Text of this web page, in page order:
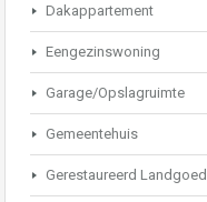
Dakappartement
Eengezinswoning
Garage/Opslagruimte
Gemeentehuis
Gerestaureerd Landgoed